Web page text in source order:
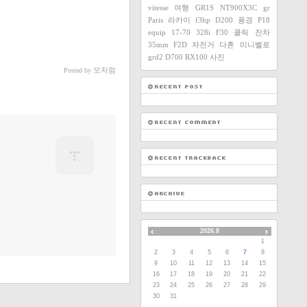
Posted by모처럼
vitesse
여행 GR1S NT900X3C
gr
Paris
라카이 f3hp D200 풍경
P18
equip
17-70 328i F30 클릭
잔차
35mm F2D
자전거 다혼
미니벨로
grd2 D700 RX100 사진
2026.8
1
2
3 4 5 6 7
8
9
10 11 12 13 14
15
16
17 18 19 20 21
22
23
24 25 26 27 28
29
30
31